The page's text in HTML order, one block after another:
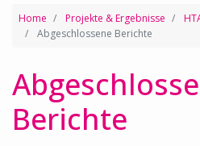
Home Projekte & Ergebnisse
Abgeschlossene Berichte
Berichte